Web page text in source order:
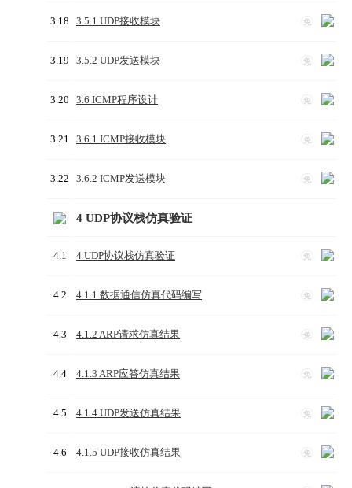
3.18 免
3.5.1 UDP接收模块
3.19 免
3.5.2 UDP发送模块
3.20 免
3.6 ICMP程序设计
3.21 免
3.6.1 ICMP接收模块
3.22 免
3.6.2 ICMP发送模块
4 UDP协议栈仿真验证
4.1 免
4 UDP协议栈仿真验证
4.2 免
4.1.1 数据通信仿真代码编写
4.3 免
4.1.2 ARP请求仿真结果
4.4 免
4.1.3 ARP应答仿真结果
4.5 免
4.1.4 UDP发送仿真结果
4.6 免
4.1.5 UDP接收仿真结果